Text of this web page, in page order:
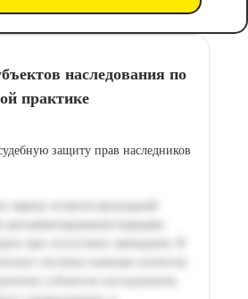
наследования по
практике
защиту прав наследников